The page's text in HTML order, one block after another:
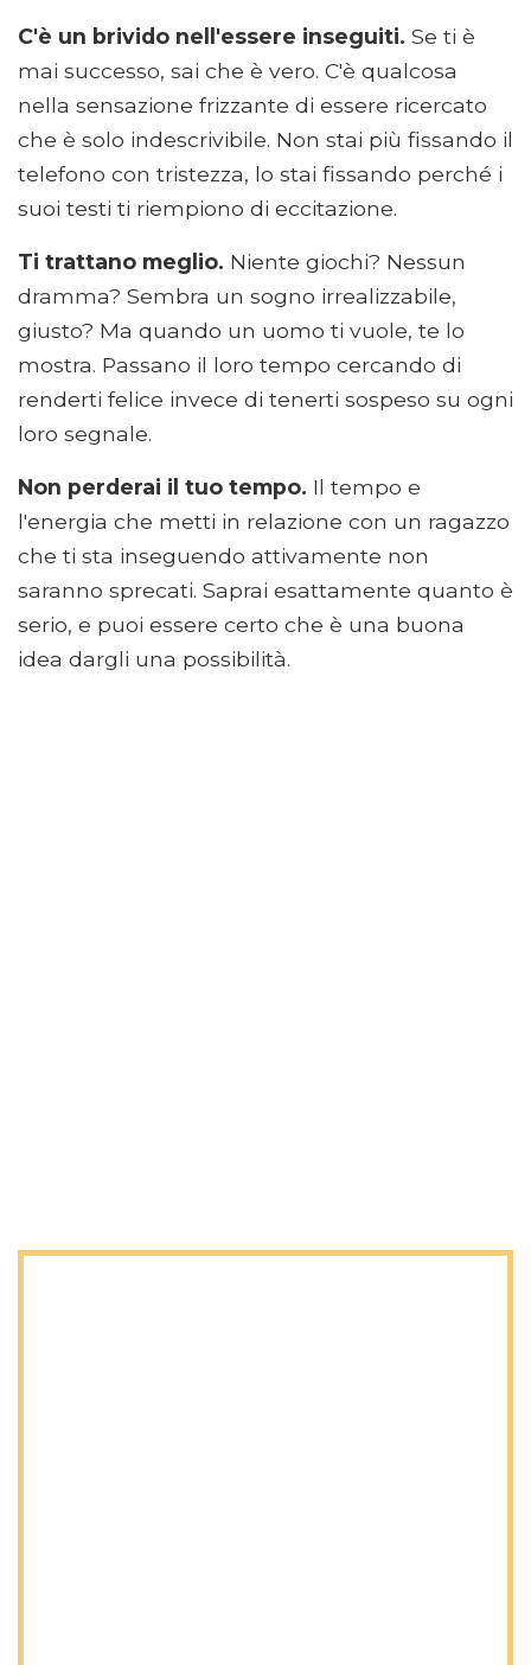
C'è un brivido nell'essere inseguiti. Se ti è
mai successo, sai che è vero. C'è qualcosa
nella sensazione frizzante di essere ricercato
che è solo indescrivibile. Non stai più fissando il
telefono con tristezza, lo stai fissando perché i
suoi testi ti riempiono di eccitazione.
Ti trattano meglio. Niente giochi? Nessun
dramma? Sembra un sogno irrealizzabile,
giusto? Ma quando un uomo ti vuole, te lo
mostra. Passano il loro tempo cercando di
renderti felice invece di tenerti sospeso su ogni
loro segnale.
Non perderai il tuo tempo. Il tempo e
l'energia che metti in relazione con un ragazzo
che ti sta inseguendo attivamente non
saranno sprecati. Saprai esattamente quanto è
serio, e puoi essere certo che è una buona
idea dargli una possibilità.